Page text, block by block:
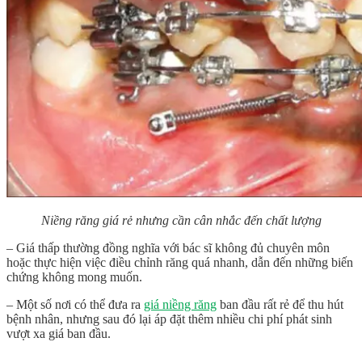
Niềng răng giá rẻ nhưng cần cân nhắc đến chất lượng
– Giá thấp thường đồng nghĩa với bác sĩ không đủ chuyên môn
hoặc thực hiện việc điều chỉnh răng quá nhanh, dẫn đến những biến
chứng không mong muốn.
– Một số nơi có thể đưa ra giá niềng răng ban đầu rất rẻ để thu hút
bệnh nhân, nhưng sau đó lại áp đặt thêm nhiều chi phí phát sinh
vượt xa giá ban đầu.